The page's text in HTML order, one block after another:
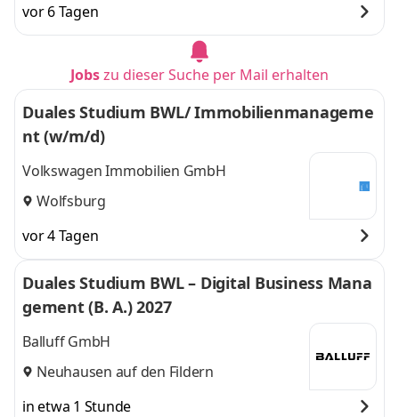
vor 6 Tagen
Jobszu dieser Suche per Mail erhalten
Duales Studium BWL/ Immobilienmanageme
nt (w/m/d)
Volkswagen Immobilien GmbH
Wolfsburg
vor 4 Tagen
Duales Studium BWL – Digital Business Mana
gement (B. A.) 2027
Balluff GmbH
Neuhausen auf den Fildern
in etwa 1 Stunde